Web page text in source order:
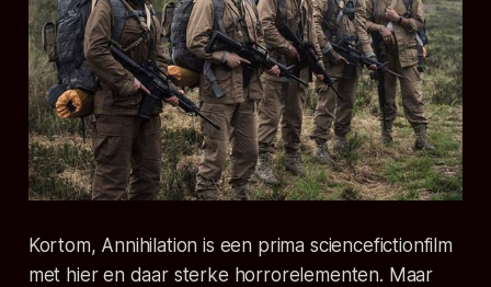
Kortom, Annihilation is een prima sciencefictionfilm
met hier en daar sterke horrorelementen. Maar